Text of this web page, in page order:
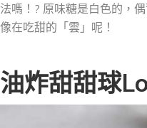
法嗎！? 原味糖是白色的，
像在吃甜的「雲」呢！
油炸甜甜球